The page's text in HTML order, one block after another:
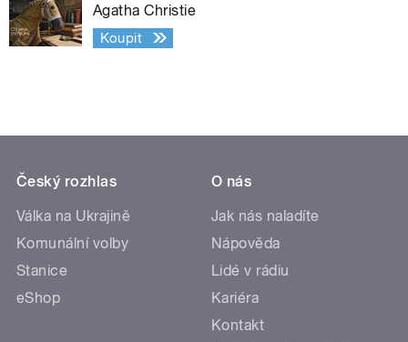
Agatha Christie
Koupit
Český rozhlas
Válka na Ukrajině
Komunální volby
Stanice
eShop
O nás
Jak nás naladíte
Nápověda
Lidé v rádiu
Kariéra
Kontakt